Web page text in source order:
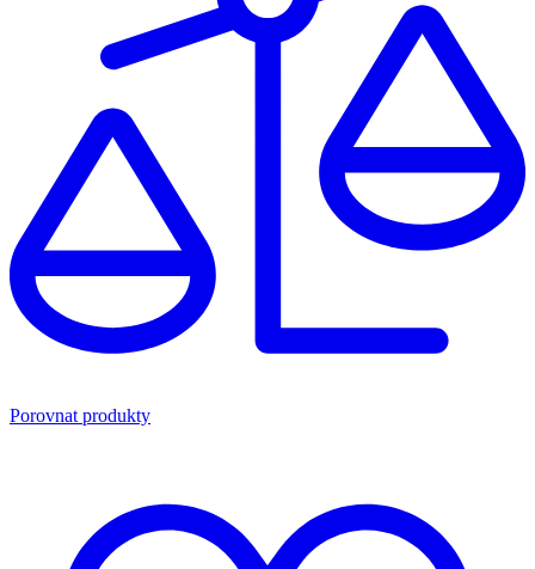
Porovnat produkty